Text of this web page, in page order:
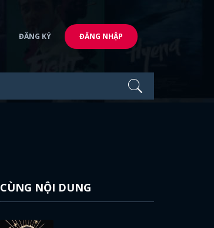
ĐĂNG KÝ ĐĂNG NHẬP
CÙNG NỘI DUNG